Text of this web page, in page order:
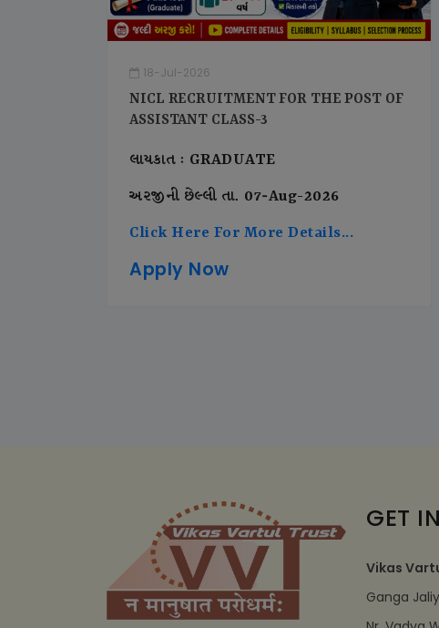
18-Jul-2026
NICL RECRUITMENT FOR THE POST OF
ASSISTANT CLASS-3
લાયકાત : GRADUATE
અરજીની છેલ્લી તા. 07-Aug-2026
Click Here For More Details...
Apply Now
GET
Vikas
Ganga